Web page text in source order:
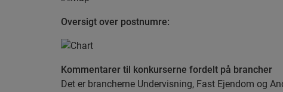
Oversigt over postnumre:
Kommentarer til konkurserne fordelt på brancher
Det er brancherne Undervisning, Fast Ejendom og